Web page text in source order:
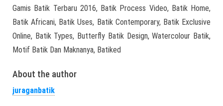
Gamis Batik Terbaru 2016, Batik Process Video, Batik Home,
Batik Africani, Batik Uses, Batik Contemporary, Batik Exclusive
Online, Batik Types, Butterfly Batik Design, Watercolour Batik,
Motif Batik Dan Maknanya, Batiked
About the author
juraganbatik